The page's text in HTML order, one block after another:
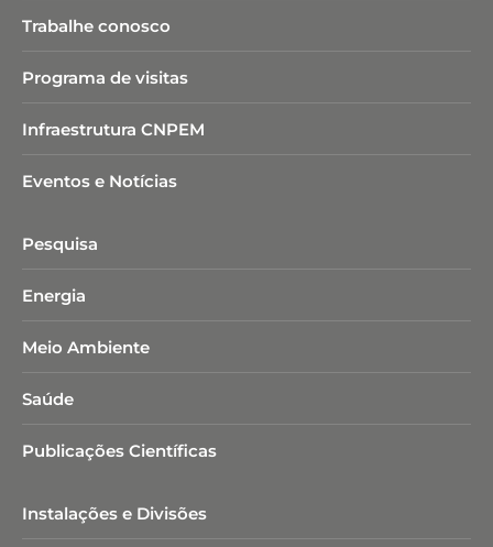
Trabalhe conosco
Programa de visitas
Infraestrutura CNPEM
Eventos e Notícias
Pesquisa
Energia
Meio Ambiente
Saúde
Publicações Científicas
Instalações e Divisões